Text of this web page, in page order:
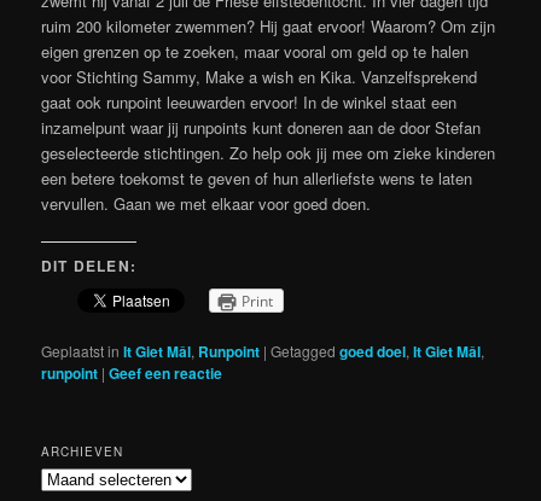
ruim 200 kilometer zwemmen? Hij gaat ervoor! Waarom? Om zijn
eigen grenzen op te zoeken, maar vooral om geld op te halen
voor Stichting Sammy, Make a wish en Kika. Vanzelfsprekend
gaat ook runpoint leeuwarden ervoor! In de winkel staat een
inzamelpunt waar jij runpoints kunt doneren aan de door Stefan
geselecteerde stichtingen. Zo help ook jij mee om zieke kinderen
een betere toekomst te geven of hun allerliefste wens te laten
vervullen. Gaan we met elkaar voor goed doen.
DIT DELEN:
Print
Geplaatst in It Giet Mâl, Runpoint |Getagged goed doel,It Giet Mâl,
runpoint |Geef een reactie
ARCHIEVEN
Archieven